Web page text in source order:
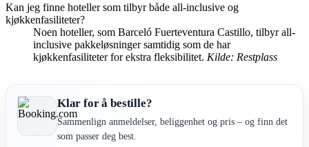
Kan jeg finne hoteller som tilbyr både all-inclusive og
kjøkkenfasiliteter?
Noen hoteller, som Barceló Fuerteventura Castillo, tilbyr all-
inclusive pakkeløsninger samtidig som de har
kjøkkenfasiliteter for ekstra fleksibilitet. Kilde: Restplass
Klar for å bestille?
Sammenlign anmeldelser, beliggenhet og pris – og finn det
som passer deg best.